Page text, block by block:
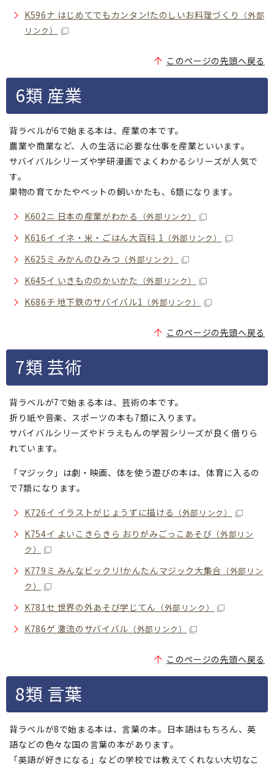
K596ナ はじめてでもカンタン!たのしいお料理づくり
（外部
リンク）
このページの先頭へ戻る
6類 産業
背ラベルが6で始まる本は、産業の本です。
農業や商業など、人の生活に必要な仕事を産業といいます。
サバイバルシリーズや学研漫画でよくわかるシリーズが人気で
す。
果物の育てかたやペットの飼いかたも、6類になります。
K602ニ 日本の産業がわかる
（外部リンク）
K616イ イネ・米・ごはん大百科 1 （外部リンク）
K625ミ みかんのひみつ （外部リンク）
K645イ いきもののかいかた （外部リンク）
K686チ 地下鉄のサバイバル1 （外部リンク）
このページの先頭へ戻る
7類 芸術
背ラベルが7で始まる本は、芸術の本です。
折り紙や音楽、スポーツの本も7類に入ります。
サバイバルシリーズやドラえもんの学習シリーズが良く借りら
れています。
「マジック」は劇・映画、体を使う遊びの本は、体育に入るの
で7類になります。
K726イ イラストがじょうずに描ける （外部リンク）
K754イ よいこきらきら おりがみごっこあそび （外部リン
ク）
K779ミ みんなビックリ!かんたんマジック大集合 （外部リン
ク）
K781セ 世界の外あそび学じてん （外部リンク）
K786ゲ 激流のサバイバル （外部リンク）
このページの先頭へ戻る
8類 言葉
背ラベルが8で始まる本は、言葉の本。日本語はもちろん、英
語などの色々な国の言葉の本があります。
「英語が好きになる」などの学校では教えてくれない大切なこ